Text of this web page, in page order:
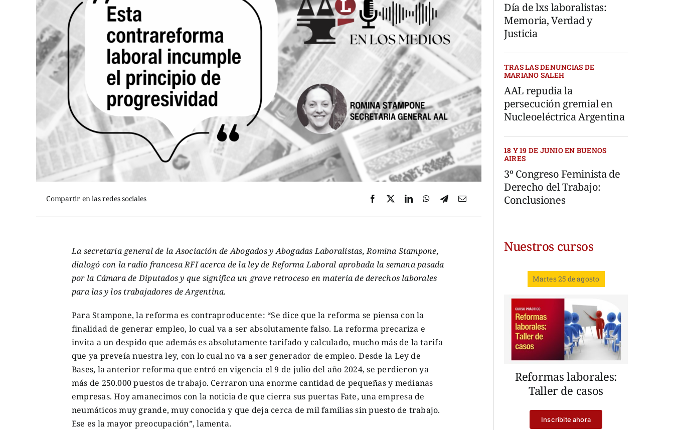
Compartir en las redes sociales
La secretaria general de la Asociación de Abogados y Abogadas Laboralistas, Romina Stampone,
dialogó con la radio francesa RFI acerca de la ley de Reforma Laboral aprobada la semana pasada
por la Cámara de Diputados y que significa un grave retroceso en materia de derechos laborales
para las y los trabajadores de Argentina.
Para Stampone, la reforma es contraproducente: “Se dice que la reforma se piensa con la
finalidad de generar empleo, lo cual va a ser absolutamente falso. La reforma precariza e
invita a un despido que además es absolutamente tarifado y calculado, mucho más de la tarifa
que ya preveía nuestra ley, con lo cual no va a ser generador de empleo. Desde la Ley de
Bases, la anterior reforma que entró en vigencia el 9 de julio del año 2024, se perdieron ya
más de 250.000 puestos de trabajo. Cerraron una enorme cantidad de pequeñas y medianas
empresas. Hoy amanecimos con la noticia de que cierra sus puertas Fate, una empresa de
neumáticos muy grande, muy conocida y que deja cerca de mil familias sin puesto de trabajo.
Ese es la mayor preocupación”, lamenta.
Día de lxs laboralistas:
Memoria, Verdad y
Justicia
TRAS LAS DENUNCIAS DE
MARIANO SALEH
AAL repudia la
persecución gremial en
Nucleoeléctrica Argentina
18 Y 19 DE JUNIO EN BUENOS
AIRES
3º Congreso Feminista de
Derecho del Trabajo:
Conclusiones
Nuestros cursos
Martes 25 de agosto
Reformas laborales:
Taller de casos
Inscribite ahora